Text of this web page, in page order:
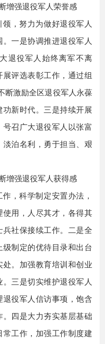
增强退役军人荣誉感
，努力为做好退役军人
一是协调推进退役军人
退役军人始终离军不离
评选表彰工作，通过组
断激励全区退役军人永葆
新时代。三是持续开展
召广大退役军人以张富
泊名利，勇于担当、艰
增强退役军人获得感
，科学制定安置办法，
用，人尽其才，各得其
社保接续工作。二是全
制定的优待目录和出台
。加强教育培训和创业
三是切实维护退役军人
役军人信访事项，饱含
四是大力夯实基层基础
工作，加强工作制度建